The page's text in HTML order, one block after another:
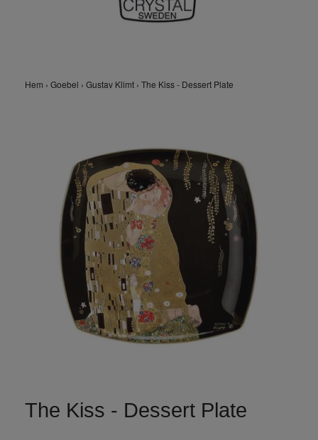
Hem › Goebel › Gustav Klimt › The Kiss - Dessert Plate
The Kiss - Dessert Plate